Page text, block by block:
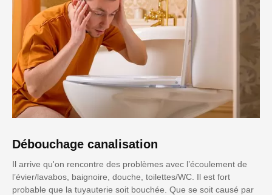
Débouchage canalisation
Il arrive qu'on rencontre des problèmes avec l’écoulement de
l’évier/lavabos, baignoire, douche, toilettes/WC. Il est fort
probable que la tuyauterie soit bouchée. Que se soit causé par